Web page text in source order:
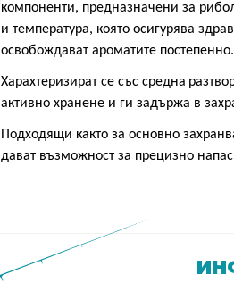
компоненти, предназначени за
и температура, която осигурява
освобождават ароматите постепенно.
Харахтеризират се със средна
активно хранене и ги задържа в
Подходящи както за основно
дават възможност за прецизно